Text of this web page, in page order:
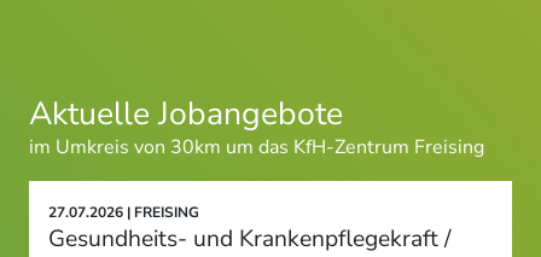
Aktuelle Jobangebote
im Umkreis von 30km um das KfH-Zentrum Freising
27.07.2026 | FREISING
Gesundheits- und Krankenpflegekraft /